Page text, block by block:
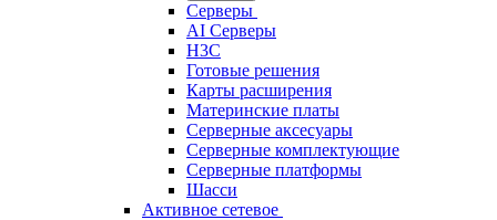
Cерверы
AI Серверы
H3C
Готовые решения
Карты расширения
Материнские платы
Серверные аксесуары
Серверные комплектующие
Серверные платформы
Шасси
Активное сетевое